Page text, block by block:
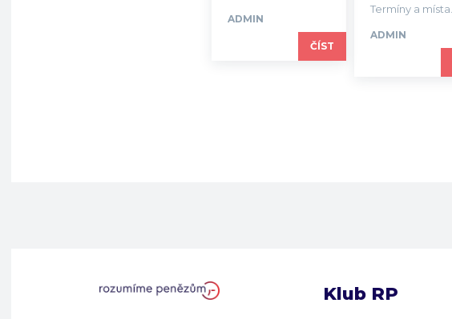
ADMIN
ČÍST
Termíny a místa...
ADMIN
Klub RP